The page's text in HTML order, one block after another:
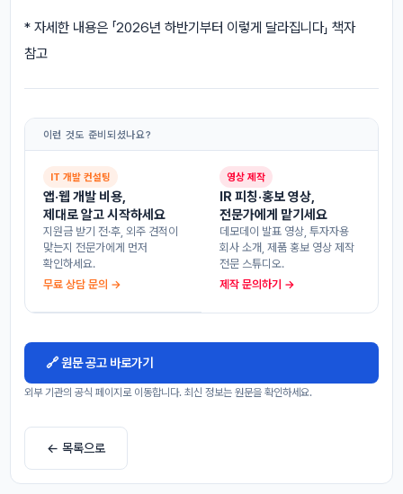
* 자세한 내용은 「2026년 하반기부터 이렇게 달라집니다」 책자
참고
이런 것도 준비되셨나요?
IT 개발 컨설팅
앱·웹 개발 비용,
제대로 알고 시작하세요
지원금 받기 전·후, 외주 견적이
맞는지 전문가에게 먼저
확인하세요.
무료 상담 문의 →
영상 제작
IR 피칭·홍보 영상,
전문가에게 맡기세요
데모데이 발표 영상, 투자자용
회사 소개, 제품 홍보 영상 제작
전문 스튜디오.
제작 문의하기 →
🔗 원문 공고 바로가기
외부 기관의 공식 페이지로 이동합니다. 최신 정보는 원문을 확인하세요.
← 목록으로